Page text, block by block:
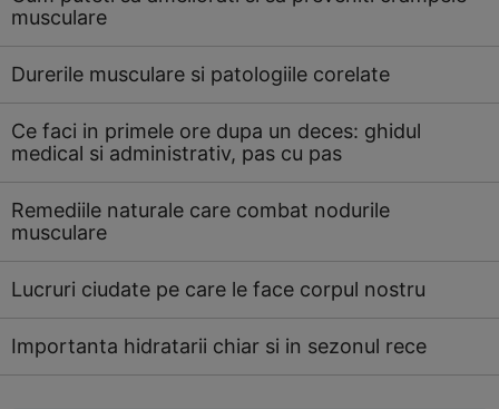
musculare
Durerile musculare si patologiile corelate
Ce faci in primele ore dupa un deces: ghidul
medical si administrativ, pas cu pas
Remediile naturale care combat nodurile
musculare
Lucruri ciudate pe care le face corpul nostru
Importanta hidratarii chiar si in sezonul rece